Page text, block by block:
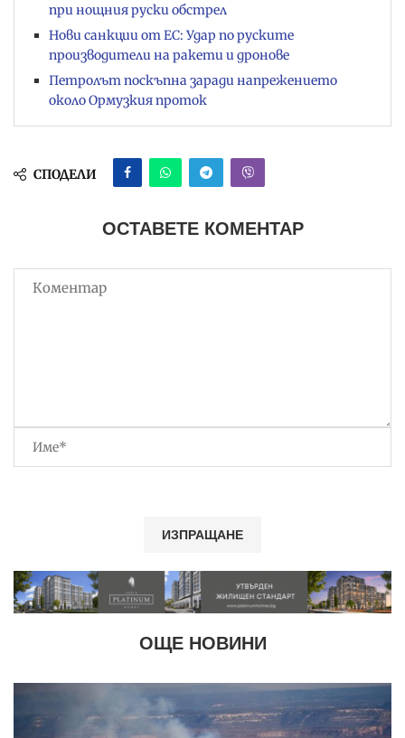
при нощния руски обстрел
Нови санкции от ЕС: Удар по руските
производители на ракети и дронове
Петролът поскъпна заради напрежението
около Ормузкия проток
СПОДЕЛИ
ОСТАВЕТЕ КОМЕНТАР
ОЩЕ НОВИНИ